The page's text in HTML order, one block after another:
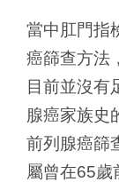
當中肛門指
癌篩查方法
目前並沒有
腺癌家族史
前列腺癌篩
屬曾在65歲